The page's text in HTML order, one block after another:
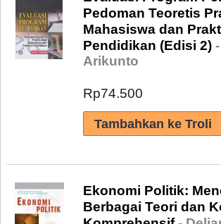
Pedoman Teoretis
Mahasiswa dan
Pendidikan (Edisi 2)
Arikunto
Rp74.500
Ekonomi Politik:
Berbagai Teori dan